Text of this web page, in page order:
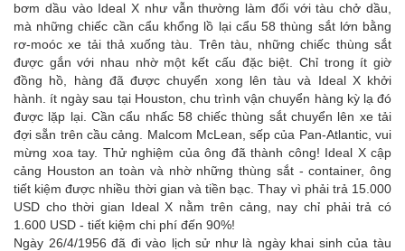
bơm dầu vào Ideal X như vẫn thường làm đối với tàu chở dầu,
mà những chiếc cần cẩu khổng lồ lại cẩu 58 thùng sắt lớn bằng
rơ-moóc xe tải thả xuống tàu. Trên tàu, những chiếc thùng sắt
được gắn với nhau nhờ một kết cấu đặc biệt. Chỉ trong ít giờ
đồng hồ, hàng đã được chuyển xong lên tàu và Ideal X khởi
hành. ít ngày sau tại Houston, chu trình vận chuyển hàng kỳ lạ đó
được lặp lại. Cần cẩu nhấc 58 chiếc thùng sắt chuyển lên xe tải
đợi sẵn trên cầu cảng. Malcom McLean, sếp của Pan-Atlantic, vui
mừng xoa tay. Thử nghiệm của ông đã thành công! Ideal X cập
cảng Houston an toàn và nhờ những thùng sắt - container, ông
tiết kiệm được nhiều thời gian và tiền bạc. Thay vì phải trả 15.000
USD cho thời gian Ideal X nằm trên cảng, nay chỉ phải trả có
1.600 USD - tiết kiệm chi phí đến 90%!
Ngày 26/4/1956 đã đi vào lịch sử như là ngày khai sinh của tàu